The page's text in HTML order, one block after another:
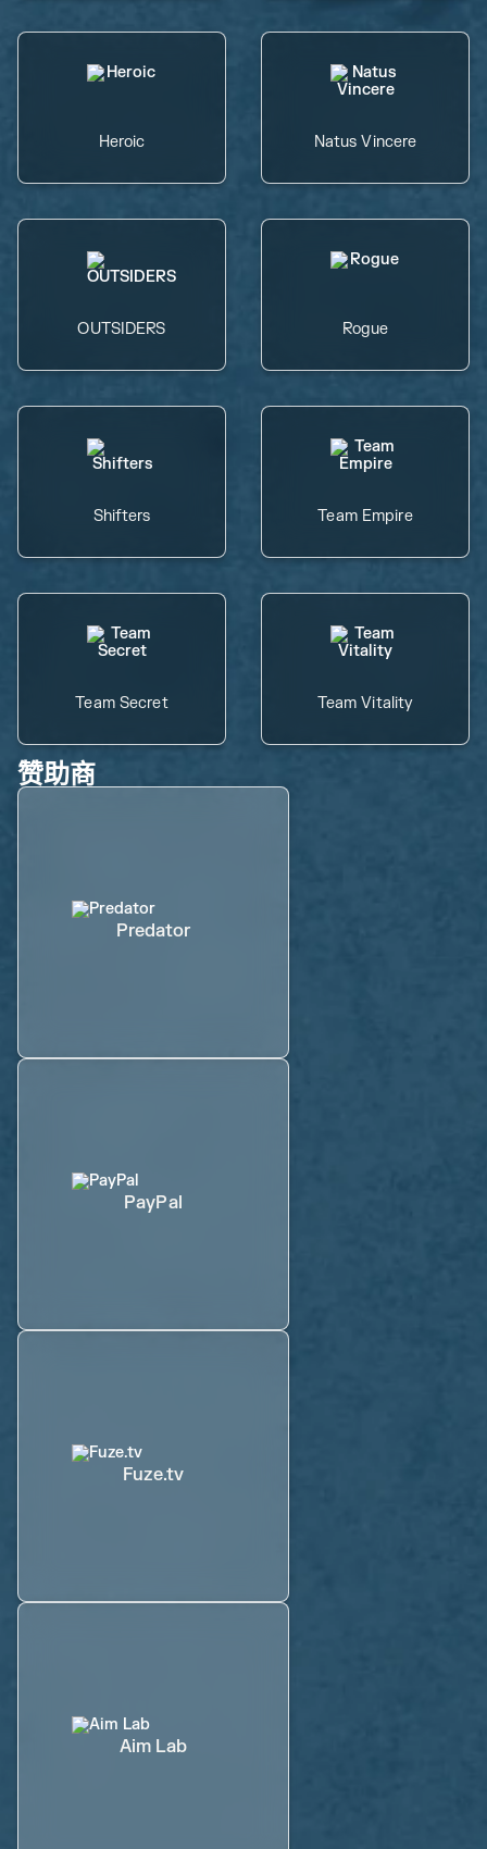
Heroic Natus Vincere
OUTSIDERS Rogue
Shifters Team Empire
Team Secret Team Vitality
赞助商
Predator
PayPal
Fuze.tv
Aim Lab